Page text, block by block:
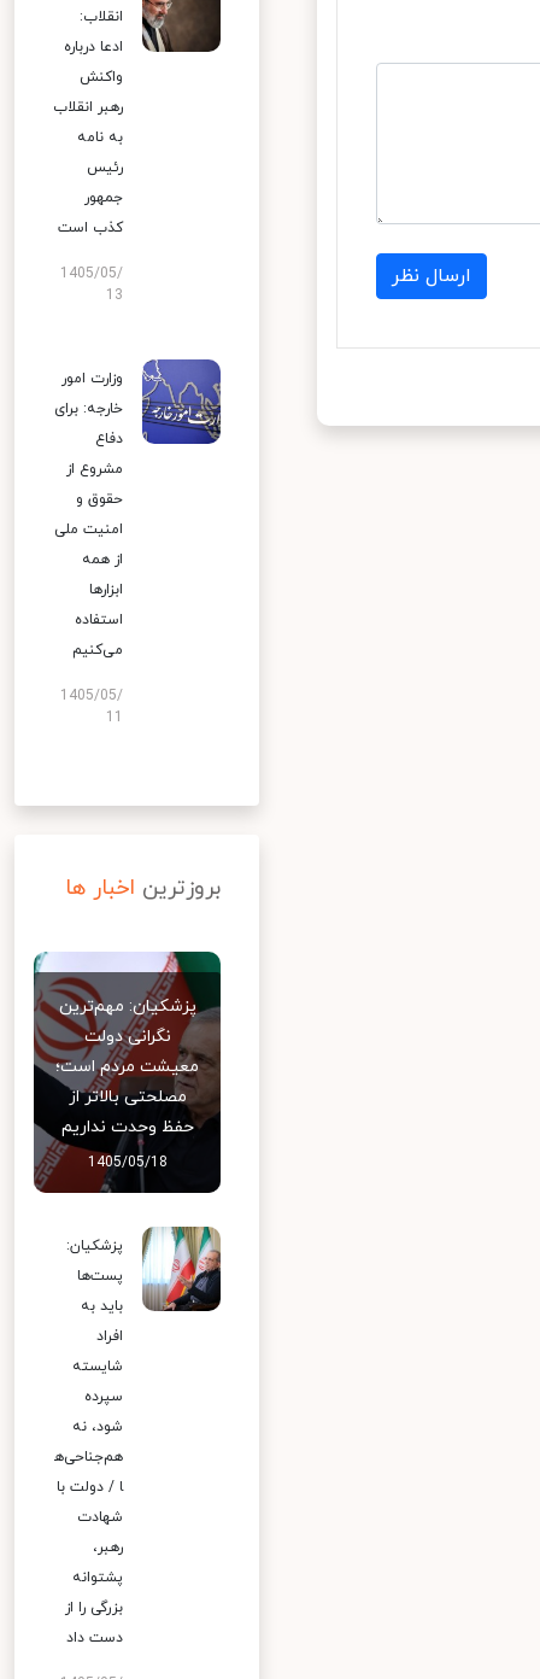
ارسال نظر
انقلاب:
ادعا درباره
واکنش
رهبر انقلاب
به نامه
رئیس
جمهور
کذب است
1405/05/
13
وزارت امور
خارجه: برای
دفاع
مشروع از
حقوق و
امنیت ملی
از همه
ابزارها
استفاده
می‌کنیم
1405/05/
بروزترین اخبار ها
پزشکیان: مهم‌ترین
نگرانی دولت
معیشت مردم است؛
مصلحتی بالاتر از
حفظ وحدت نداریم
1405/05/18
پزشکیان:
پست‌ها
باید به
افراد
شایسته
سپرده
شود، نه
هم‌جناحی‌ه
ا / دولت با
شهادت
رهبر،
پشتوانه
بزرگی را از
دست داد